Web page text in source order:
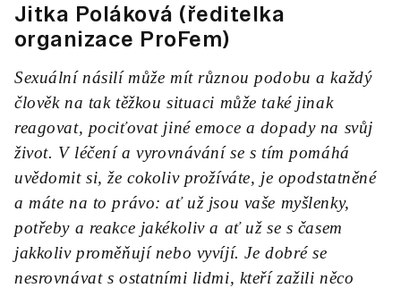
Jitka Poláková (ředitelka
organizace ProFem)
Sexuální násilí může mít různou podobu a každý
člověk na tak těžkou situaci může také jinak
reagovat, pociťovat jiné emoce a dopady na svůj
život. V léčení a vyrovnávání se s tím pomáhá
uvědomit si, že cokoliv prožíváte, je opodstatněné
a máte na to právo: ať už jsou vaše myšlenky,
potřeby a reakce jakékoliv a ať už se s časem
jakkoliv proměňují nebo vyvíjí. Je dobré se
nesrovnávat s ostatními lidmi, kteří zažili něco